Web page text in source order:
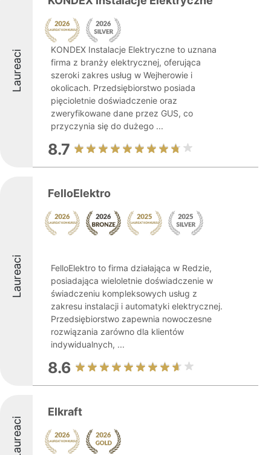
Laureaci
KONDEX Instalacje Elektryczne to uznana
firma z branży elektrycznej, oferująca
szeroki zakres usług w Wejherowie i
okolicach. Przedsiębiorstwo posiada
pięcioletnie doświadczenie oraz
zweryfikowane dane przez GUS, co
przyczynia się do dużego ...
8.7
Laureaci
FelloElektro
FelloElektro to firma działająca w Redzie,
posiadająca wieloletnie doświadczenie w
świadczeniu kompleksowych usług z
zakresu instalacji i automatyki elektrycznej.
Przedsiębiorstwo zapewnia nowoczesne
rozwiązania zarówno dla klientów
indywidualnych, ...
8.6
Laureaci
Elkraft